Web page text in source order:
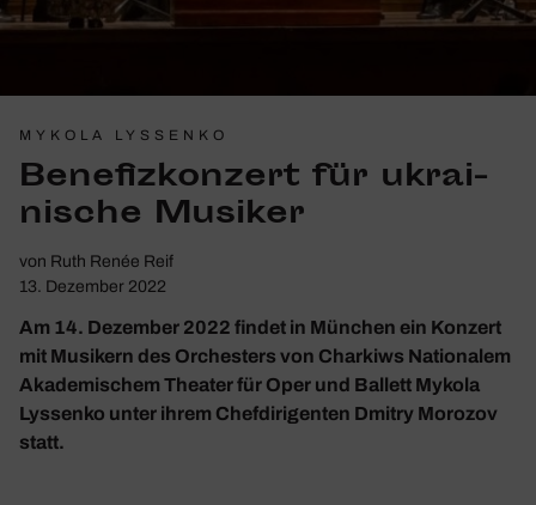
MYKOLA LYSSENKO
Bene­fiz­kon­zert für ukrai­
ni­sche Musiker
von Ruth Renée Reif
13. Dezember 2022
Am 14. Dezember 2022 findet in München ein Konzert
mit Musikern des Orchesters von Charkiws Nationalem
Akademischem Theater für Oper und Ballett Mykola
Lyssenko unter ihrem Chefdirigenten Dmitry Morozov
statt.